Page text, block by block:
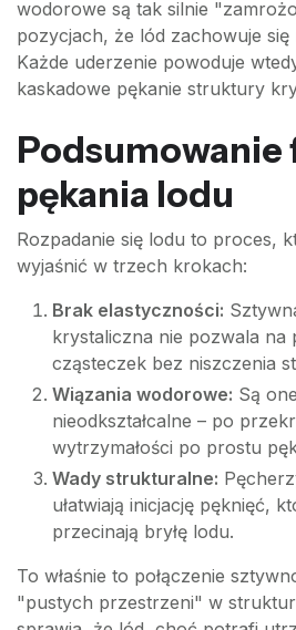
wodorowe są tak silnie
pozycjach, że lód zachowuje się
Każde uderzenie powoduje
kaskadowe pękanie struktury
Podsumowanie
pękania lodu
Rozpadanie się lodu to proces,
wyjaśnić w trzech krokach:
Brak elastyczności:
krystaliczna nie pozwala na
cząsteczek bez niszczenia
Wiązania wodorowe: Są
nieodkształcalne – po
wytrzymałości po prostu
Wady strukturalne:
ułatwiają inicjację pęknięć,
przecinają bryłę lodu.
To właśnie to połączenie
"pustych przestrzeni" w